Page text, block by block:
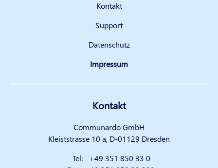
Kontakt
Support
Datenschutz
Impressum
Kontakt
Communardo GmbH
Kleiststrasse 10 a, D-01129 Dresden
Tel:
+49 351 850 33 0